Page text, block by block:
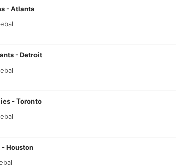
-Atlanta
-Detroit
-Toronto
-Houston